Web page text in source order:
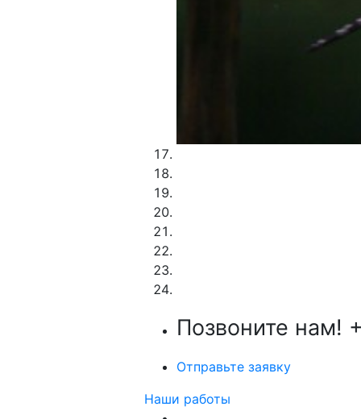
Позвоните нам!
Отправьте заявку
Наши работы